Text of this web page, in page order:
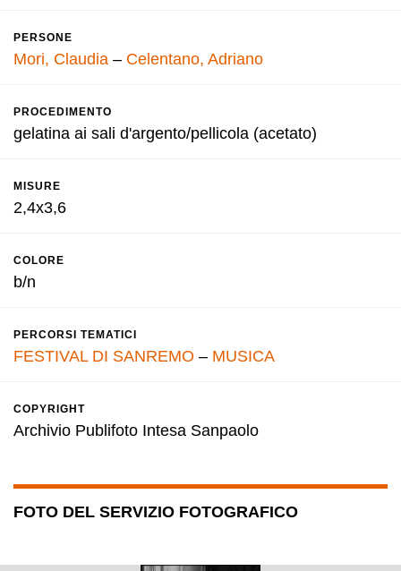
PERSONE
Mori, Claudia – Celentano, Adriano
PROCEDIMENTO
gelatina ai sali d'argento/pellicola (acetato)
MISURE
2,4x3,6
COLORE
b/n
PERCORSI TEMATICI
FESTIVAL DI SANREMO – MUSICA
COPYRIGHT
Archivio Publifoto Intesa Sanpaolo
FOTO DEL SERVIZIO FOTOGRAFICO